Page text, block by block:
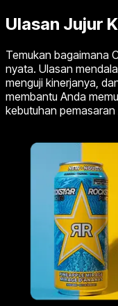
Ulasan Jujur
Temukan bagaimana
nyata. Ulasan
menguji kinerjanya,
membantu Anda
kebutuhan pemasaran